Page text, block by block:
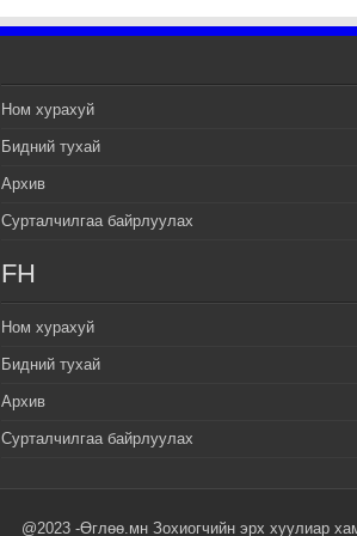
Ном хурахуй
Бидний тухай
Архив
Сурталчилгаа байрлуулах
FH
Ном хурахуй
Бидний тухай
Архив
Сурталчилгаа байрлуулах
@2023 -Өглөө.мн Зохиогчийн эрх хуулиар